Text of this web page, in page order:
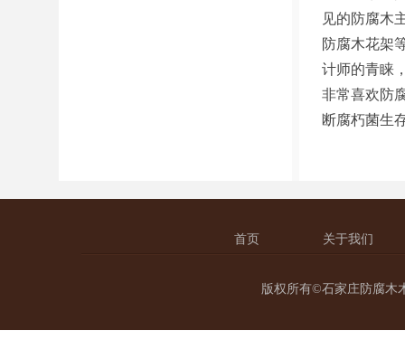
见的防腐木
防腐木花架
计师的青睐
非常喜欢防
断腐朽菌生
首页 关于我们
版权所有©石家庄防腐